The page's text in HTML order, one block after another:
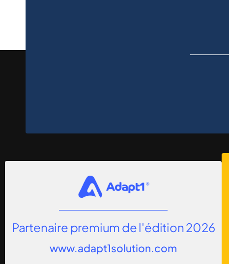
Partenaire premium de l'édition 2026
www.adapt1solution.com